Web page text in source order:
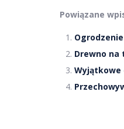
Powiązane
Drewno na
Wyjątkowe